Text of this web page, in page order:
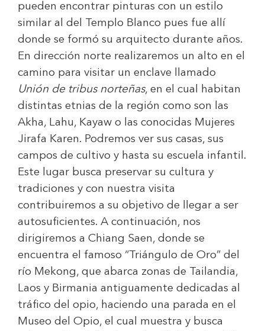
pueden encontrar pinturas con un estilo
similar al del Templo Blanco pues fue allí
donde se formó su arquitecto durante años.
En dirección norte realizaremos un alto en el
camino para visitar un enclave llamado
Unión de tribus norteñas, en el cual habitan
distintas etnias de la región como son las
Akha, Lahu, Kayaw o las conocidas Mujeres
Jirafa Karen. Podremos ver sus casas, sus
campos de cultivo y hasta su escuela infantil.
Este lugar busca preservar su cultura y
tradiciones y con nuestra visita
contribuiremos a su objetivo de llegar a ser
autosuficientes. A continuación, nos
dirigiremos a Chiang Saen, donde se
encuentra el famoso “Triángulo de Oro” del
río Mekong, que abarca zonas de Tailandia,
Laos y Birmania antiguamente dedicadas al
tráfico del opio, haciendo una parada en el
Museo del Opio, el cual muestra y busca